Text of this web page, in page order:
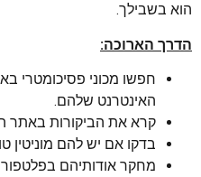
הוא בשבילך.
הדרך הארוכה:
חפשו מכוני פסיכומטרי
האינטרנט שלהם.
קרא את הביקורות באתר
בדקו אם יש להם מוניטין
מחקר אודותיהם